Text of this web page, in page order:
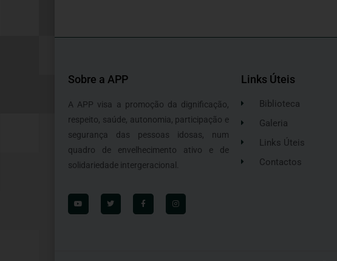
Sobre a APP
A APP visa a promoção da dignificação,
respeito, saúde, autonomia, participação e
segurança das pessoas idosas, num
quadro de envelhecimento ativo e de
solidariedade intergeracional.
Links Úteis
Biblioteca
Galeria
Links Úteis
Contactos